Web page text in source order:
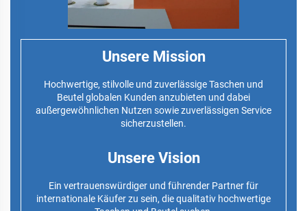
Unsere Mission
Hochwertige, stilvolle und zuverlässige Taschen und
Beutel globalen Kunden anzubieten und dabei
außergewöhnlichen Nutzen sowie zuverlässigen Service
sicherzustellen.
Unsere Vision
Ein vertrauenswürdiger und führender Partner für
internationale Käufer zu sein, die qualitativ hochwertige